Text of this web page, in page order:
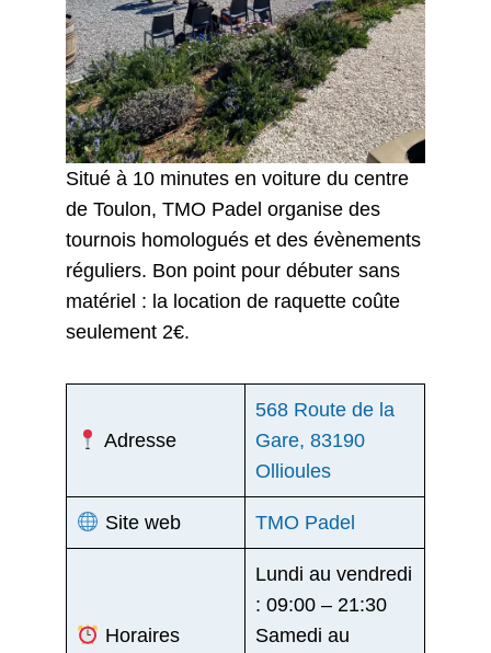
Situé à 10 minutes en voiture du centre
de Toulon, TMO Padel organise des
tournois homologués et des évènements
réguliers. Bon point pour débuter sans
matériel : la location de raquette coûte
seulement 2€.
Adresse
568 Route de la
Gare, 83190
Ollioules
Site web TMO Padel
Horaires
Lundi au vendredi
: 09:00 – 21:30
Samedi au